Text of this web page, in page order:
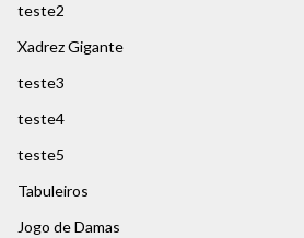
teste2
Xadrez Gigante
teste3
teste4
teste5
Tabuleiros
Jogo de Damas